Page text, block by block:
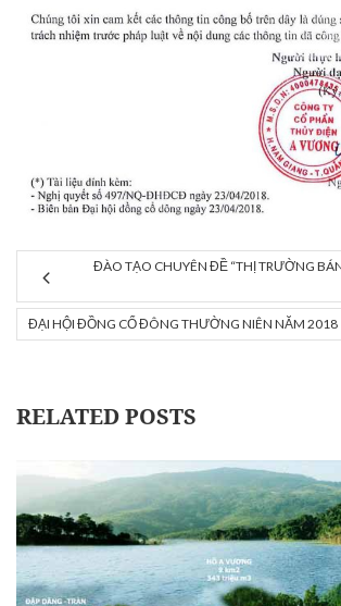
ĐÀO TẠO CHUYÊN ĐỀ “THỊ TRƯỜNG
ĐẠI HỘI ĐỒNG CỔ ĐÔNG THƯỜNG NIÊN NĂM 2018
RELATED POSTS